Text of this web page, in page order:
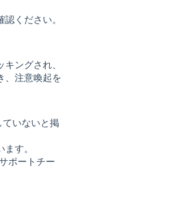
ください。
ングされ、
、注意喚起を
いないと掲
す。
ポートチー